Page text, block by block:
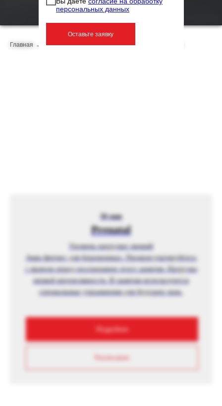
персональных данных
Оставьте заявку
Главная → Фитнес-программы → Фитнес для беременных
50 мин
Prenatal
Уровень нагрузки: низкий
Аква фитнес для беременных. Проконсультируйтесь
с врачом перед посещением этого занятия. Нагрузка
низкой интенсивности. В занятии используются
специальные упражнения для будущих мам.
Подробнее
Расписание